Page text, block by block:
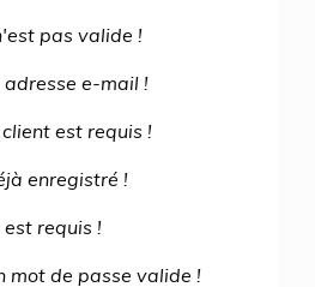
pas valide !
adresse e-mail !
est requis !
enregistré !
requis !
mot de passe valide !